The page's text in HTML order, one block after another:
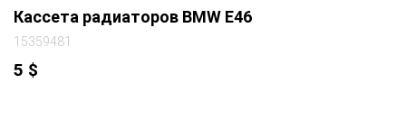
Кассета радиаторов BMW E46
15359481
5 $